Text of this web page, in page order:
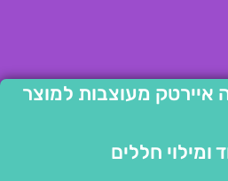
איירטק מעוצבות למוצר
חללים